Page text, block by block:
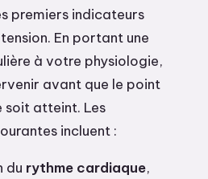
premiers indicateurs
En portant une
à votre physiologie,
avant que le point
soit atteint. Les
incluent :
du rythme cardiaque,